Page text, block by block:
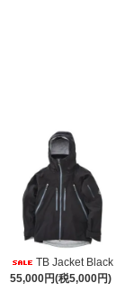
TB Jacket Black
55,000円(税5,000円)